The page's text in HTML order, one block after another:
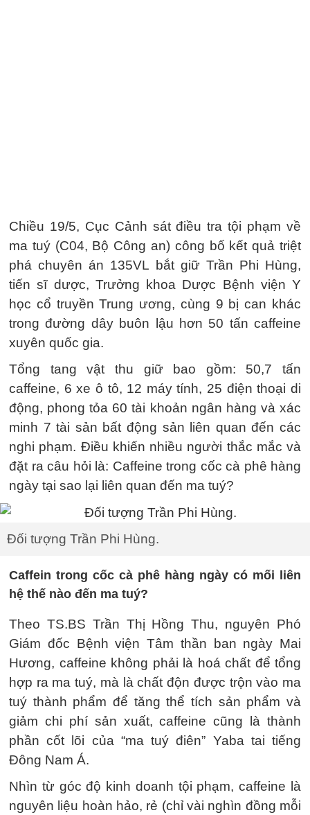
Chiều 19/5, Cục Cảnh sát điều tra tội phạm về
ma tuý (C04, Bộ Công an) công bố kết quả triệt
phá chuyên án 135VL bắt giữ Trần Phi Hùng,
tiến sĩ dược, Trưởng khoa Dược Bệnh viện Y
học cổ truyền Trung ương, cùng 9 bị can khác
trong đường dây buôn lậu hơn 50 tấn caffeine
xuyên quốc gia.
Tổng tang vật thu giữ bao gồm: 50,7 tấn
caffeine, 6 xe ô tô, 12 máy tính, 25 điện thoại di
động, phong tỏa 60 tài khoản ngân hàng và xác
minh 7 tài sản bất động sản liên quan đến các
nghi phạm. Điều khiến nhiều người thắc mắc và
đặt ra câu hỏi là: Caffeine trong cốc cà phê hàng
ngày tại sao lại liên quan đến ma tuý?
Đối tượng Trần Phi Hùng.
Caffein trong cốc cà phê hàng ngày có mối liên
hệ thế nào đến ma tuý?
Theo TS.BS Trần Thị Hồng Thu, nguyên Phó
Giám đốc Bệnh viện Tâm thần ban ngày Mai
Hương, caffeine không phải là hoá chất để tổng
hợp ra ma tuý, mà là chất độn được trộn vào ma
tuý thành phẩm để tăng thể tích sản phẩm và
giảm chi phí sản xuất, caffeine cũng là thành
phần cốt lõi của “ma tuý điên” Yaba tai tiếng
Đông Nam Á.
Nhìn từ góc độ kinh doanh tội phạm, caffeine là
nguyên liệu hoàn hảo, rẻ (chỉ vài nghìn đồng mỗi